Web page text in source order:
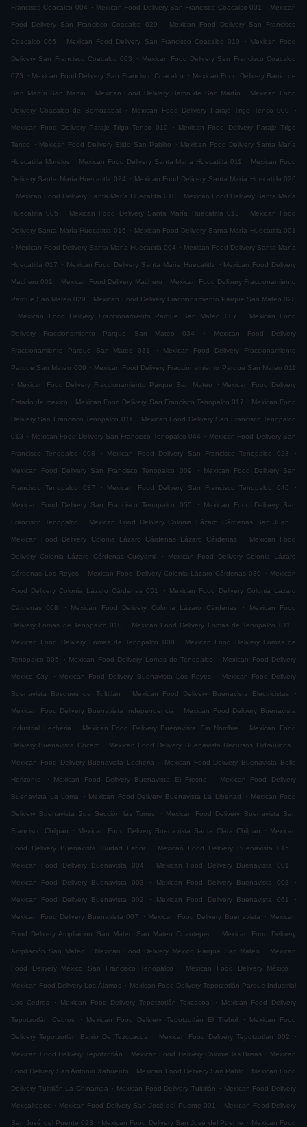
Francisco Coacalco 004 . Mexican Food Delivery San Francisco Coacalco 001 . Mexican
Food Delivery San Francisco Coacalco 029 . Mexican Food Delivery San Francisco
Coacalco 065 . Mexican Food Delivery San Francisco Coacalco 010 . Mexican Food
Delivery San Francisco Coacalco 003 . Mexican Food Delivery San Francisco Coacalco
073 . Mexican Food Delivery San Francisco Coacalco . Mexican Food Delivery Barrio de
San Martín San Martin . Mexican Food Delivery Barrio de San Martín . Mexican Food
Delivery Coacalco de Berriozabal . Mexican Food Delivery Paraje Trigo Tenco 009 .
Mexican Food Delivery Paraje Trigo Tenco 010 . Mexican Food Delivery Paraje Trigo
Tenco . Mexican Food Delivery Ejido San Pablito . Mexican Food Delivery Santa María
Huecatitla Morelos . Mexican Food Delivery Santa María Huecatitla 011 . Mexican Food
Delivery Santa María Huecatitla 024 . Mexican Food Delivery Santa María Huecatitla 026
. Mexican Food Delivery Santa María Huecatitla 010 . Mexican Food Delivery Santa María
Huecatitla 005 . Mexican Food Delivery Santa María Huecatitla 013 . Mexican Food
Delivery Santa María Huecatitla 016 . Mexican Food Delivery Santa María Huecatitla 001
. Mexican Food Delivery Santa María Huecatitla 004 . Mexican Food Delivery Santa María
Huecatitla 017 . Mexican Food Delivery Santa María Huecatitla . Mexican Food Delivery
Machero 001 . Mexican Food Delivery Machero . Mexican Food Delivery Fraccionamiento
Parque San Mateo 029 . Mexican Food Delivery Fraccionamiento Parque San Mateo 028
.
Mexican Food Delivery Fraccionamiento Parque San Mateo 007 . Mexican Food
Delivery Fraccionamiento Parque San Mateo 034 . Mexican Food Delivery
Fraccionamiento Parque San Mateo 031 . Mexican Food Delivery Fraccionamiento
Parque San Mateo 009 . Mexican Food Delivery Fraccionamiento Parque San Mateo 011
.
Mexican Food Delivery Fraccionamiento Parque San Mateo . Mexican Food Delivery
Estado de mexico . Mexican Food Delivery San Francisco Tenopalco 017 . Mexican Food
Delivery San Francisco Tenopalco 011 . Mexican Food Delivery San Francisco Tenopalco
013 . Mexican Food Delivery San Francisco Tenopalco 044 . Mexican Food Delivery San
Francisco Tenopalco 008 . Mexican Food Delivery San Francisco Tenopalco 023 .
Mexican Food Delivery San Francisco Tenopalco 009 . Mexican Food Delivery San
Francisco Tenopalco 037 . Mexican Food Delivery San Francisco Tenopalco 046 .
Mexican Food Delivery San Francisco Tenopalco 055 . Mexican Food Delivery San
Francisco Tenopalco . Mexican Food Delivery Colonia Lázaro Cárdenas San Juan .
Mexican Food Delivery Colonia Lázaro Cárdenas Lázaro Cárdenas . Mexican Food
Delivery Colonia Lázaro Cárdenas Cueyamil . Mexican Food Delivery Colonia Lázaro
Cárdenas Los Reyes . Mexican Food Delivery Colonia Lázaro Cárdenas 030 . Mexican
Food Delivery Colonia Lázaro Cárdenas 051 . Mexican Food Delivery Colonia Lázaro
Cárdenas 008 . Mexican Food Delivery Colonia Lázaro Cárdenas . Mexican Food
Delivery Lomas de Tenopalco 010 . Mexican Food Delivery Lomas de Tenopalco 011 .
Mexican Food Delivery Lomas de Tenopalco 008 . Mexican Food Delivery Lomas de
Tenopalco 005 . Mexican Food Delivery Lomas de Tenopalco . Mexican Food Delivery
Mexico City . Mexican Food Delivery Buenavista Los Reyes . Mexican Food Delivery
Buenavista Bosques de Tultitlan . Mexican Food Delivery Buenavista Electricistas .
Mexican Food Delivery Buenavista Independencia . Mexican Food Delivery Buenavista
Industrial Lecheria . Mexican Food Delivery Buenavista Sin Nombre . Mexican Food
Delivery Buenavista Cocem . Mexican Food Delivery Buenavista Recursos Hidraulicos .
Mexican Food Delivery Buenavista Lecheria . Mexican Food Delivery Buenavista Bello
Horizonte . Mexican Food Delivery Buenavista El Fresno . Mexican Food Delivery
Buenavista La Loma . Mexican Food Delivery Buenavista La Libertad . Mexican Food
Delivery Buenavista 2da Sección las Torres . Mexican Food Delivery Buenavista San
Francisco Chilpan . Mexican Food Delivery Buenavista Santa Clara Chilpan . Mexican
Food Delivery Buenavista Ciudad Labor . Mexican Food Delivery Buenavista 015 .
Mexican Food Delivery Buenavista 004 . Mexican Food Delivery Buenavista 001 .
Mexican Food Delivery Buenavista 003 . Mexican Food Delivery Buenavista 008 .
Mexican Food Delivery Buenavista 002 . Mexican Food Delivery Buenavista 061 .
Mexican Food Delivery Buenavista 007 . Mexican Food Delivery Buenavista . Mexican
Food Delivery Ampliación San Mateo San Mateo Cuautepec . Mexican Food Delivery
Ampliación San Mateo . Mexican Food Delivery México Parque San Mateo . Mexican
Food Delivery México San Francisco Tenopalco . Mexican Food Delivery México .
Mexican Food Delivery Los Álamos . Mexican Food Delivery Tepotzotlán Parque Industrial
Los Cedros . Mexican Food Delivery Tepotzotlán Texcacoa . Mexican Food Delivery
Tepotzotlán Cedros . Mexican Food Delivery Tepotzotlán El Trebol . Mexican Food
Delivery Tepotzotlán Barrio De Tezccacoa . Mexican Food Delivery Tepotzotlán 002 .
Mexican Food Delivery Tepotzotlán . Mexican Food Delivery Colonia las Brisas . Mexican
Food Delivery San Antonio Xahuento . Mexican Food Delivery San Pablo . Mexican Food
Delivery Tultitlán La Chinampa . Mexican Food Delivery Tultitlán . Mexican Food Delivery
Mexcaltepec . Mexican Food Delivery San José del Puente 001 . Mexican Food Delivery
San José del Puente 023 . Mexican Food Delivery San José del Puente . Mexican Food